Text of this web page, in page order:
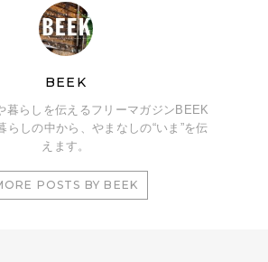
BEEK
暮らしを伝えるフリーマガジンBEEK
らしの中から、やまなしの“いま”を伝
えます。
POSTS BY BEEK